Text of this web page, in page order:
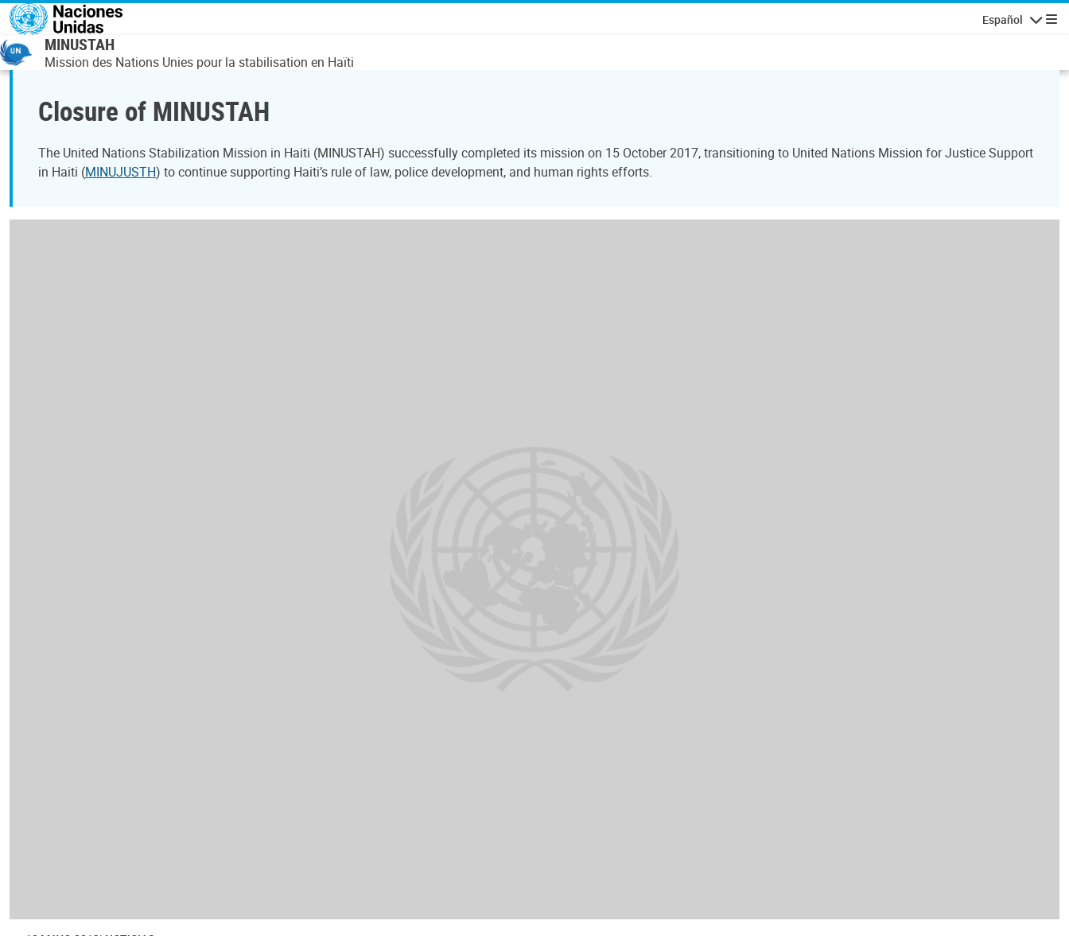
Pasar al contenido principal
Español
MINUSTAH
Mission des Nations Unies pour la stabilisation en Haïti
Closure of MINUSTAH
The United Nations Stabilization Mission in Haiti (MINUSTAH) successfully completed its mission on 15 October 2017, transitioning to United Nations Mission for Justice Support
in Haiti (MINUJUSTH) to continue supporting Haiti’s rule of law, police development, and human rights efforts.